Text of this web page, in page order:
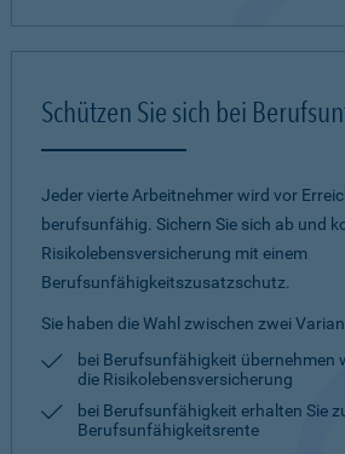
Schützen Sie sich bei
Jeder vierte Arbeitnehmer wird vor
berufsunfähig. Sichern Sie sich ab und
Risikolebensversicherung mit einem
Berufsunfähigkeitszusatzschutz.
Sie haben die Wahl zwischen zwei
bei Berufsunfähigkeit übernehmen
die Risikolebensversicherung
bei Berufsunfähigkeit erhalten Sie
Berufsunfähigkeitsrente